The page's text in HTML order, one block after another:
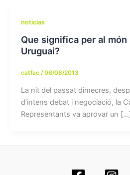
noticias
Que significa per al
Uruguai?
catfac /06/08/2013
La nit del passat dimecres,
d’intens debat i negociació, la
Representants va aprovar un